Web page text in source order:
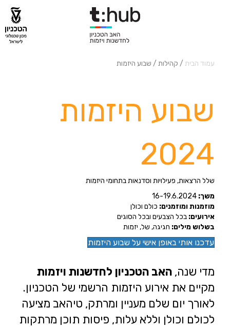
עמוד הבית / קהילות / שבוע היזמות
שבוע היזמות
2024
שלל הרצאות, פעילויות וסדנאות בתחומי היזמות
משך:
מוזמנות ומוזמנים: כולם וכולן
אירועים: בכל הצבעים ובכל הסוגים
בשלוש מילים: חגיגה, של, יזמות
עדכנו אותי באופן אישי על שבוע היזמות
מדי שנה, האב הטכניון לחדשנות ויזמות
מקיים את אירוע היזמות הרשמי של הטכניון.
לאורך יום שלם מעניין ומרתק, טיהאב מציעה
לכולם וכולן וללא עלות, פיסות תוכן מרתקות